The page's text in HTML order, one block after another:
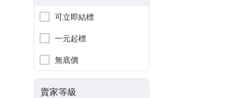
可立即結標
一元起標
無底價
賣家等級